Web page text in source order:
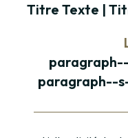
Titre Texte |
paragraph--